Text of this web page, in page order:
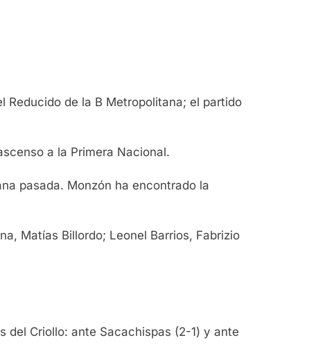
Reducido de la B Metropolitana; el partido
a la Primera Nacional.
pasada. Monzón ha encontrado la
Matías Billordo; Leonel Barrios, Fabrizio
del Criollo: ante Sacachispas (2-1) y ante